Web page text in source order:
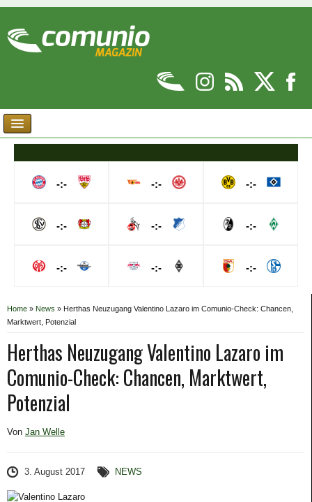
-:-
-:-
-:-
-:-
-:-
-:-
-:-
-:-
-:-
Home » News » Herthas Neuzugang Valentino Lazaro im Comunio-Check: Chancen,
Marktwert, Potenzial
Herthas Neuzugang Valentino Lazaro im
Comunio-Check: Chancen, Marktwert,
Potenzial
Von Jan Welle
3. August 2017 NEWS